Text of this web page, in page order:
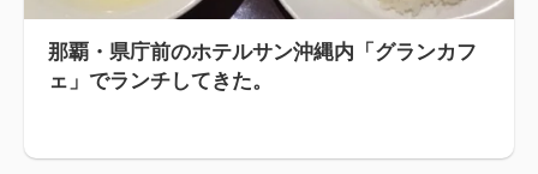
那覇・県庁前のホテルサン沖縄内「グランカフ
ェ」でランチしてきた。